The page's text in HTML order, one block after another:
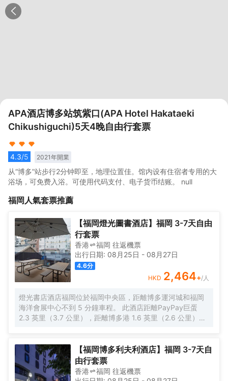
APA酒店博多站筑紫口(APA Hotel Hakataeki
Chikushiguchi)5天4晚自由行套票
4.3/5 2021年開業
从“博多”站步行2分钟即至，地理位置佳。馆内设有住宿者专用的大
浴场，可免费入浴。可使用代码支付、电子货币结账。 null
福岡 人氣套票推薦
【福岡燈光圖書酒店】福岡 3-7天自由
行套票
香港 福岡 往返機票
出行日期: 08月25日 - 08月27日
4.6分
HKD 2,464+/人
燈光書店酒店福岡位於福岡中央區，距離博多運河城和福岡
海洋會展中心不到 5 分鐘車程。 此酒店距離PayPay巨蛋
2.3 英里（3.7 公里），距離博多港 1.6 英里（2.6 公里）。
咖啡館吃些點心。 特色服務/設施包括24 小時前台服務、行
李寄存和洗衣設施。 酒店有 104 間客房，提供平板電視。提
供免費無線網絡，方便您與朋友保持聯繫。配備獨立的浴缸
和淋浴的私人浴室提供免費洗浴用品和吹風機。便利設施包
【福岡博多利夫利酒店】福岡 3-7天自
由行套票
香港 福岡 往返機票